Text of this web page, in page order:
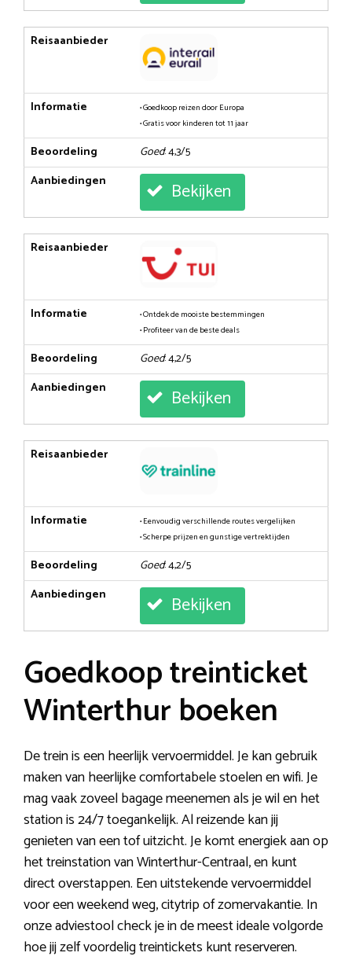
Reisaanbieder
Informatie
• Goedkoop reizen door Europa
• Gratis voor kinderen tot 11 jaar
Beoordeling Goed: 4,3/5
Aanbiedingen
Bekijken
Reisaanbieder
Informatie
• Ontdek de mooiste bestemmingen
• Profiteer van de beste deals
Beoordeling Goed: 4,2/5
Aanbiedingen
Bekijken
Reisaanbieder
Informatie
• Eenvoudig verschillende routes vergelijken
• Scherpe prijzen en gunstige vertrektijden
Beoordeling Goed: 4,2/5
Aanbiedingen
Bekijken
Goedkoop treinticket
Winterthur boeken
De trein is een heerlijk vervoermiddel. Je kan gebruik
maken van heerlijke comfortabele stoelen en wifi. Je
mag vaak zoveel bagage meenemen als je wil en het
station is 24/7 toegankelijk. Al reizende kan jij
genieten van een tof uitzicht. Je komt energiek aan op
het treinstation van Winterthur-Centraal, en kunt
direct overstappen. Een uitstekende vervoermiddel
voor een weekend weg, citytrip of zomervakantie. In
onze adviestool check je in de meest ideale volgorde
hoe jij zelf voordelig treintickets kunt reserveren.